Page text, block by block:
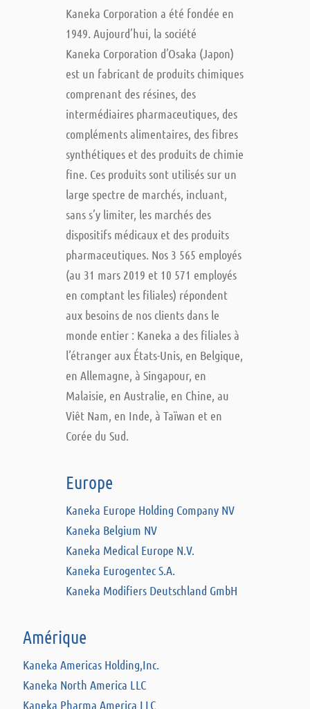
Kaneka Corporation a été fondée en
1949. Aujourd’hui, la société
Kaneka Corporation d’Osaka (Japon)
est un fabricant de produits chimiques
comprenant des résines, des
intermédiaires pharmaceutiques, des
compléments alimentaires, des fibres
synthétiques et des produits de chimie
fine. Ces produits sont utilisés sur un
large spectre de marchés, incluant,
sans s’y limiter, les marchés des
dispositifs médicaux et des produits
pharmaceutiques. Nos 3 565 employés
(au 31 mars 2019 et 10 571 employés
en comptant les filiales) répondent
aux besoins de nos clients dans le
monde entier : Kaneka a des filiales à
l’étranger aux États-Unis, en Belgique,
en Allemagne, à Singapour, en
Malaisie, en Australie, en Chine, au
Viêt Nam, en Inde, à Taïwan et en
Corée du Sud.
Europe
Kaneka Europe Holding Company NV
Kaneka Belgium NV
Kaneka Medical Europe N.V.
Kaneka Eurogentec S.A.
Kaneka Modifiers Deutschland GmbH
Amérique
Kaneka Americas Holding,Inc.
Kaneka North America LLC
Kaneka Pharma America LLC